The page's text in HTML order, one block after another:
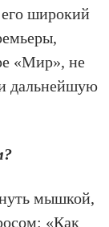
широкий
«Мир», не
дальнейшую
мышкой,
«Как